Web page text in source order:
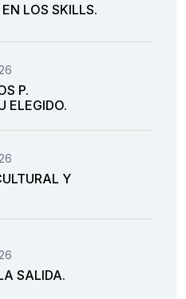
LOS SKILLS.
P.
ELEGIDO.
Y
SALIDA.